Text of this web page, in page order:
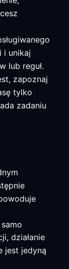
i unikaj
lub reguł.
zapoznaj
tylko
zadaniu
działanie
jest jedyną